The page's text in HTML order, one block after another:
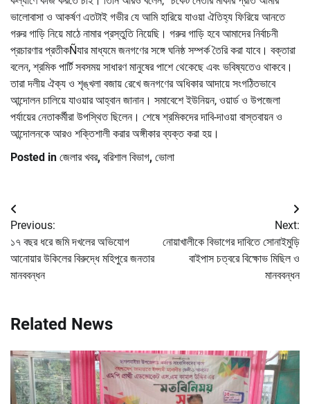
ভালোবাসা ও আকর্ষণ এতটাই গভীর যে আমি হারিয়ে যাওয়া ঐতিহ্য ফিরিয়ে আনতে
গরুর গাড়ি নিয়ে মাঠে নামার প্রস্তুতি নিয়েছি। গরুর গাড়ি হবে আমাদের নির্বাচনী
প্রচারণার প্রতীকÑযার মাধ্যমে জনগণের সঙ্গে ঘনিষ্ঠ সম্পর্ক তৈরি করা যাবে। বক্তারা
বলেন, শ্রমিক পার্টি সবসময় সাধারণ মানুষের পাশে থেকেছে এবং ভবিষ্যতেও থাকবে।
তারা দলীয় ঐক্য ও শৃঙ্খলা বজায় রেখে জনগণের অধিকার আদায়ে সংগঠিতভাবে
আন্দোলন চালিয়ে যাওয়ার আহ্বান জানান। সমাবেশে ইউনিয়ন, ওয়ার্ড ও উপজেলা
পর্যায়ের নেতাকর্মীরা উপস্থিত ছিলেন। শেষে শ্রমিকদের দাবি-দাওয়া বাস্তবায়ন ও
আন্দোলনকে আরও শক্তিশালী করার অঙ্গীকার ব্যক্ত করা হয়।
Posted in জেলার খবর, বরিশাল বিভাগ, ভোলা
Post
navigation
Previous:
১৭ বছর ধরে জমি দখলের অভিযোগ
আনোয়ার উকিলের বিরুদ্ধে মহিপুরে জনতার
মানববন্ধন
Next:
নোয়াখালীকে বিভাগের দাবিতে সোনাইমুড়ি
বাইপাস চত্বরে বিক্ষোভ মিছিল ও
মানববন্ধন
Related News